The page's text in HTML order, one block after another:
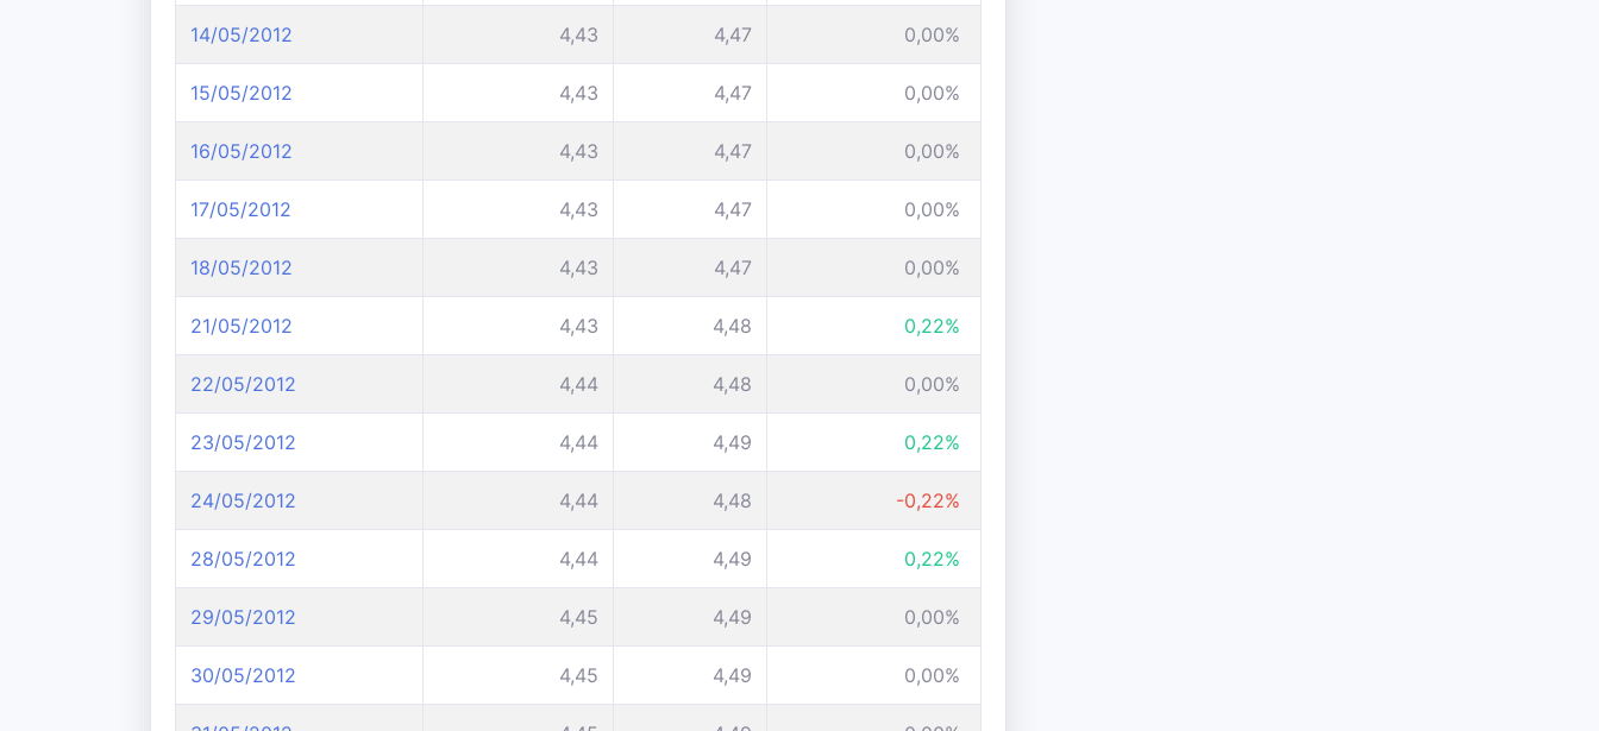
14/05/2012 4,43 4,47 0,00%
15/05/2012 4,43 4,47 0,00%
16/05/2012 4,43 4,47 0,00%
17/05/2012 4,43 4,47 0,00%
18/05/2012 4,43 4,47 0,00%
21/05/2012 4,43 4,48 0,22%
22/05/2012 4,44 4,48 0,00%
23/05/2012 4,44 4,49 0,22%
24/05/2012 4,44 4,48 -0,22%
28/05/2012 4,44 4,49 0,22%
29/05/2012 4,45 4,49 0,00%
30/05/2012 4,45 4,49 0,00%